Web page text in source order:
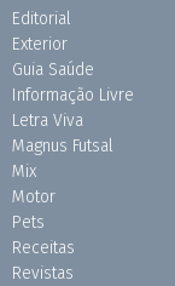
Editorial
Exterior
Guia Saúde
Informação Livre
Letra Viva
Magnus Futsal
Mix
Motor
Pets
Receitas
Revistas